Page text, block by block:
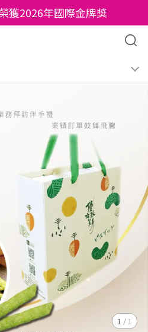
獲2026年國際金牌獎
1 / 1